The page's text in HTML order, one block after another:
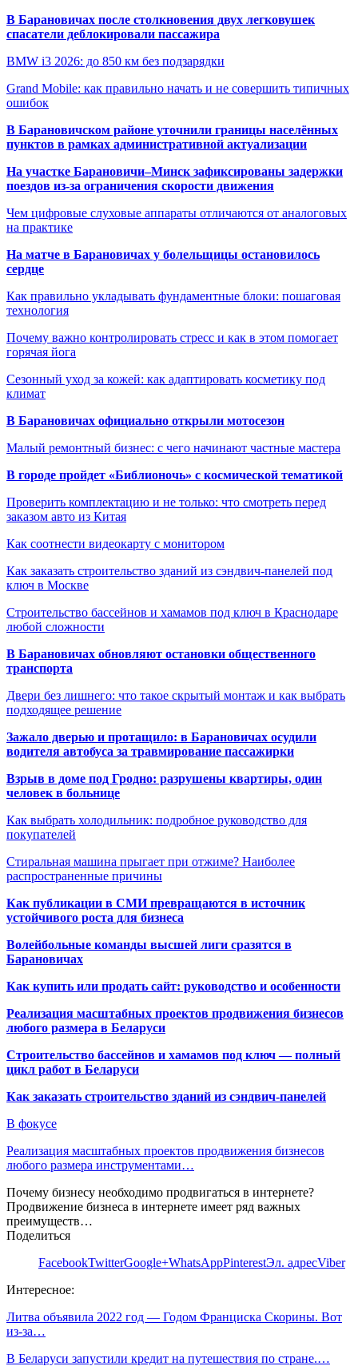
В Барановичах после столкновения двух легковушек
спасатели деблокировали пассажира
BMW i3 2026: до 850 км без подзарядки
Grand Mobile: как правильно начать и не совершить типичных
ошибок
В Барановичском районе уточнили границы населённых
пунктов в рамках административной актуализации
На участке Барановичи–Минск зафиксированы задержки
поездов из-за ограничения скорости движения
Чем цифровые слуховые аппараты отличаются от аналоговых
на практике
На матче в Барановичах у болельщицы остановилось
сердце
Как правильно укладывать фундаментные блоки: пошаговая
технология
Почему важно контролировать стресс и как в этом помогает
горячая йога
Сезонный уход за кожей: как адаптировать косметику под
климат
В Барановичах официально открыли мотосезон
Малый ремонтный бизнес: с чего начинают частные мастера
В городе пройдет «Библионочь» с космической тематикой
Проверить комплектацию и не только: что смотреть перед
заказом авто из Китая
Как соотнести видеокарту с монитором
Как заказать строительство зданий из сэндвич-панелей под
ключ в Москве
Строительство бассейнов и хамамов под ключ в Краснодаре
любой сложности
В Барановичах обновляют остановки общественного
транспорта
Двери без лишнего: что такое скрытый монтаж и как выбрать
подходящее решение
Зажало дверью и протащило: в Барановичах осудили
водителя автобуса за травмирование пассажирки
Взрыв в доме под Гродно: разрушены квартиры, один
человек в больнице
Как выбрать холодильник: подробное руководство для
покупателей
Стиральная машина прыгает при отжиме? Наиболее
распространенные причины
Как публикации в СМИ превращаются в источник
устойчивого роста для бизнеса
Волейбольные команды высшей лиги сразятся в
Барановичах
Как купить или продать сайт: руководство и особенности
Реализация масштабных проектов продвижения бизнесов
любого размера в Беларуси
Строительство бассейнов и хамамов под ключ — полный
цикл работ в Беларуси
Как заказать строительство зданий из сэндвич-панелей
В фокусе
Реализация масштабных проектов продвижения бизнесов
любого размера инструментами…
Почему бизнесу необходимо продвигаться в интернете?
Продвижение бизнеса в интернете имеет ряд важных
преимуществ…
Поделиться
FacebookTwitterGoogle+WhatsAppPinterestЭл. адресViber
Интересное:
Литва объявила 2022 год — Годом Франциска Скорины. Вот
из-за…
В Беларуси запустили кредит на путешествия по стране.…